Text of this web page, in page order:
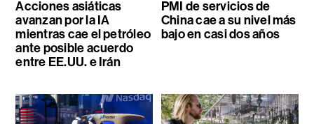
Acciones asiáticas
avanzan por la IA
mientras cae el petróleo
ante posible acuerdo
entre EE.UU. e Irán
PMI de servicios de
China cae a su nivel más
bajo en casi dos años